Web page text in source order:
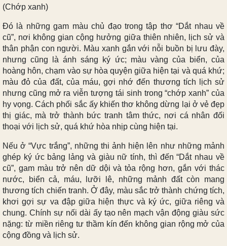
(Chớp xanh)
Đó là những gam màu chủ đạo trong tập thơ “Dắt nhau về
cũ”, nơi không gian cộng hưởng giữa thiên nhiên, lịch sử và
thân phận con người. Màu xanh gắn với nỗi buồn bị lưu đày,
nhưng cũng là ánh sáng ký ức; màu vàng của biển, của
hoàng hôn, chạm vào sự hòa quyện giữa hiện tại và quá khứ;
màu đỏ của đất, của máu, gợi nhớ đến thương tích lịch sử
nhưng cũng mở ra viễn tượng tái sinh trong “chớp xanh” của
hy vọng. Cách phối sắc ấy khiến thơ không dừng lại ở vẻ đẹp
thị giác, mà trở thành bức tranh tâm thức, nơi cá nhân đối
thoại với lịch sử, quá khứ hòa nhịp cùng hiện tại.
Nếu ở “Vực trắng”, những thi ảnh hiện lên như những mảnh
ghép ký ức bảng lảng và giàu nữ tính, thì đến “Dắt nhau về
cũ”, gam màu trở nên dữ dội và tỏa rộng hơn, gắn với thác
nước, biển cả, máu, lưỡi lê, những mảnh đất còn mang
thương tích chiến tranh. Ở đây, màu sắc trở thành chứng tích,
khơi gợi sự va đập giữa hiện thực và ký ức, giữa riêng và
chung. Chính sự nối dài ấy tạo nên mạch vận động giàu sức
nặng: từ miền riêng tư thầm kín đến không gian rộng mở của
cộng đồng và lịch sử.